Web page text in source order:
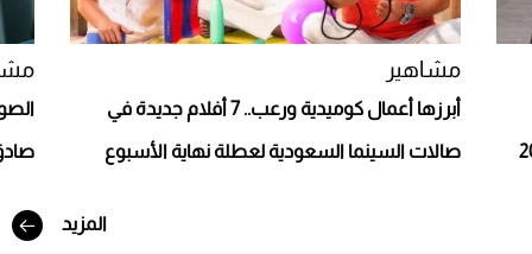
مشاهير
أبرزها أعمال كوميدية ورعب.. 7 أفلام جديدة في
صالات السينما السعودية لعطلة نهاية الأسبوع
المزيد